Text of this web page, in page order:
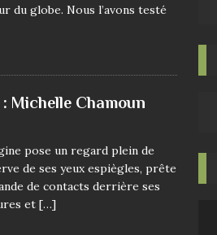
du globe. Nous l’avons testé
Michelle Chamoun
pose un regard plein de
de ses yeux espiègles, prête
de contacts derrière ses
et […]